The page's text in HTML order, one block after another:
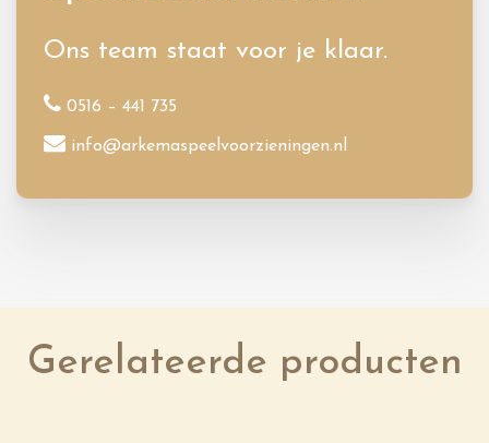
Ons team staat voor je klaar.
0516 – 441 735
info@arkemaspeelvoorzieningen.nl
Gerelateerde producten